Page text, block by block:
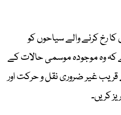
کا رخ کرنے والے سیاحوں کو
وہ موجودہ موسمی حالات کے
قریب غیر ضروری نقل و حرکت اور
کریں۔